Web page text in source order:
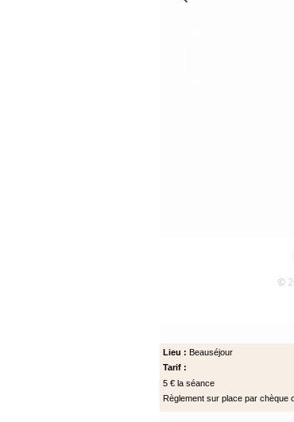
Lieu : Beauséjour
Tarif :
5 € la séance
Règlement sur place par chèque